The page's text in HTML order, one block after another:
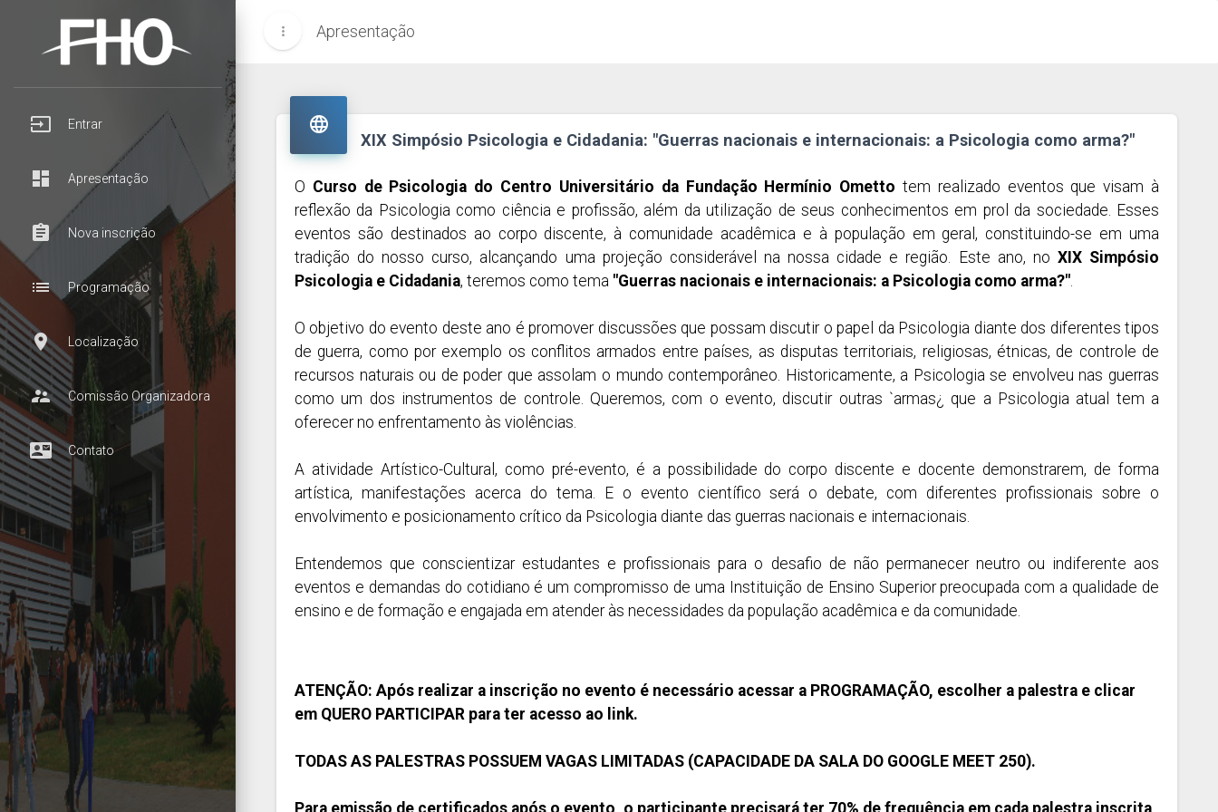
input Entrar
dashboard Apresentação
assignment Nova inscrição
list Programação
room Localização
supervisor_account Comissão Organizadora
contact_mail Contato
more_vert Apresentação

XIX Simpósio Psicologia e Cidadania: "Guerras nacionais e internacionais: a Psicologia como arma?"
O Curso de Psicologia do Centro Universitário da Fundação Hermínio Ometto tem realizado eventos que visam à
reflexão da Psicologia como ciência e profissão, além da utilização de seus conhecimentos em prol da sociedade. Esses
eventos são destinados ao corpo discente, à comunidade acadêmica e à população em geral, constituindo-se em uma
tradição do nosso curso, alcançando uma projeção considerável na nossa cidade e região. Este ano, no XIX Simpósio
Psicologia e Cidadania, teremos como tema "Guerras nacionais e internacionais: a Psicologia como arma?".
O objetivo do evento deste ano é promover discussões que possam discutir o papel da Psicologia diante dos diferentes tipos
de guerra, como por exemplo os conflitos armados entre países, as disputas territoriais, religiosas, étnicas, de controle de
recursos naturais ou de poder que assolam o mundo contemporâneo. Historicamente, a Psicologia se envolveu nas guerras
como um dos instrumentos de controle. Queremos, com o evento, discutir outras `armas¿ que a Psicologia atual tem a
oferecer no enfrentamento às violências.
A atividade Artístico-Cultural, como pré-evento, é a possibilidade do corpo discente e docente demonstrarem, de forma
artística, manifestações acerca do tema. E o evento científico será o debate, com diferentes profissionais sobre o
envolvimento e posicionamento crítico da Psicologia diante das guerras nacionais e internacionais.
Entendemos que conscientizar estudantes e profissionais para o desafio de não permanecer neutro ou indiferente aos
eventos e demandas do cotidiano é um compromisso de uma Instituição de Ensino Superior preocupada com a qualidade de
ensino e de formação e engajada em atender às necessidades da população acadêmica e da comunidade.
ATENÇÃO: Após realizar a inscrição no evento é necessário acessar a PROGRAMAÇÃO, escolher a palestra e clicar
em QUERO PARTICIPAR para ter acesso ao link.
TODAS AS PALESTRAS POSSUEM VAGAS LIMITADAS (CAPACIDADE DA SALA DO GOOGLE MEET 250).
Para emissão de certificados após o evento, o participante precisará ter 70% de frequência em cada palestra inscrita